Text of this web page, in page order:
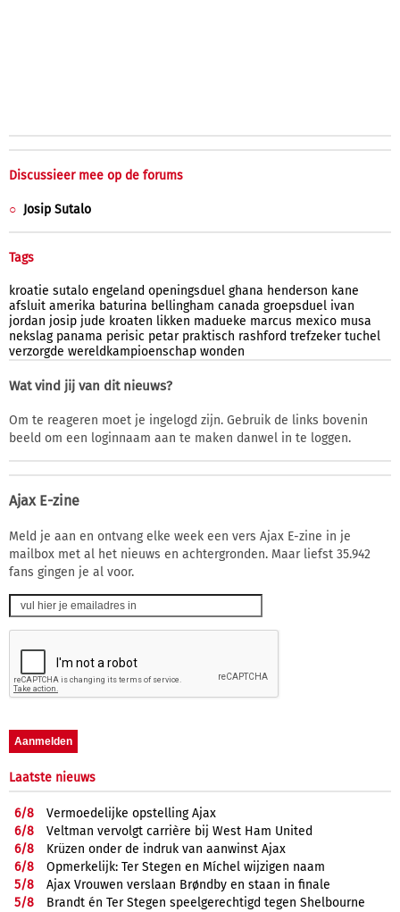
Discussieer mee op de forums
Josip Sutalo
Tags
kroatie sutalo engeland openingsduel ghana henderson kane
afsluit amerika baturina bellingham canada groepsduel ivan
jordan josip jude kroaten likken madueke marcus mexico musa
nekslag panama perisic petar praktisch rashford trefzeker tuchel
verzorgde wereldkampioenschap wonden
Wat vind jij van dit nieuws?
Om te reageren moet je ingelogd zijn. Gebruik de links bovenin
beeld om een loginnaam aan te maken danwel in te loggen.
Ajax E-zine
Meld je aan en ontvang elke week een vers Ajax E-zine in je
mailbox met al het nieuws en achtergronden. Maar liefst 35.942
fans gingen je al voor.
Laatste nieuws
6/8
Vermoedelijke opstelling Ajax
6/8
Veltman vervolgt carrière bij West Ham United
6/8
Krüzen onder de indruk van aanwinst Ajax
6/8
Opmerkelijk: Ter Stegen en Míchel wijzigen naam
5/8
Ajax Vrouwen verslaan Brøndby en staan in finale
5/8
Brandt én Ter Stegen speelgerechtigd tegen Shelbourne